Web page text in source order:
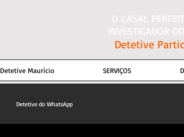
O CASAL
INVESTIGADOR
Detetive
Detetive Maurício SERVIÇOS
Detetive do WhatsApp